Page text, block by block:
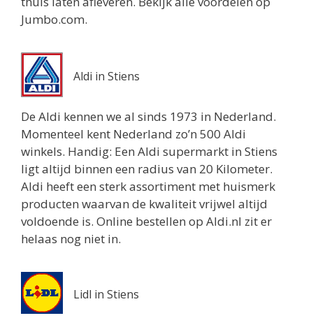
Routebeschrijving
Jumbo.com.
Aldi in Stiens
De Aldi kennen we al sinds 1973 in Nederland.
Momenteel kent Nederland zo’n 500 Aldi
winkels. Handig: Een Aldi supermarkt in Stiens
ligt altijd binnen een radius van 20 Kilometer.
Aldi heeft een sterk assortiment met huismerk
producten waarvan de kwaliteit vrijwel altijd
voldoende is. Online bestellen op Aldi.nl zit er
helaas nog niet in.
Lidl in Stiens